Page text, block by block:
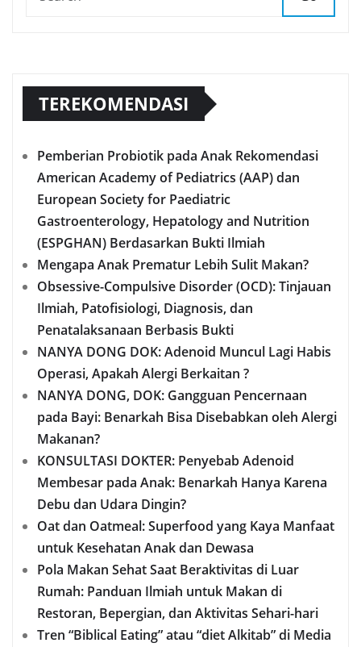
TEREKOMENDASI
Pemberian Probiotik pada Anak Rekomendasi
American Academy of Pediatrics (AAP) dan
European Society for Paediatric
Gastroenterology, Hepatology and Nutrition
(ESPGHAN) Berdasarkan Bukti Ilmiah
Mengapa Anak Prematur Lebih Sulit Makan?
Obsessive-Compulsive Disorder (OCD): Tinjauan
Ilmiah, Patofisiologi, Diagnosis, dan
Penatalaksanaan Berbasis Bukti
NANYA DONG DOK: Adenoid Muncul Lagi Habis
Operasi, Apakah Alergi Berkaitan ?
NANYA DONG, DOK: Gangguan Pencernaan
pada Bayi: Benarkah Bisa Disebabkan oleh Alergi
Makanan?
KONSULTASI DOKTER: Penyebab Adenoid
Membesar pada Anak: Benarkah Hanya Karena
Debu dan Udara Dingin?
Oat dan Oatmeal: Superfood yang Kaya Manfaat
untuk Kesehatan Anak dan Dewasa
Pola Makan Sehat Saat Beraktivitas di Luar
Rumah: Panduan Ilmiah untuk Makan di
Restoran, Bepergian, dan Aktivitas Sehari-hari
Tren “Biblical Eating” atau “diet Alkitab” di Media